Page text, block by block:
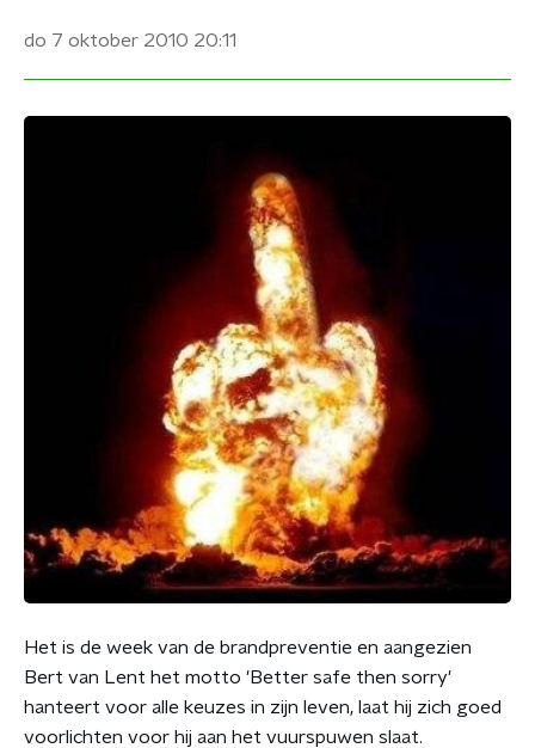
do 7 oktober 2010 20:11
Het is de week van de brandpreventie en aangezien
Bert van Lent het motto 'Better safe then sorry'
hanteert voor alle keuzes in zijn leven, laat hij zich goed
voorlichten voor hij aan het vuurspuwen slaat.